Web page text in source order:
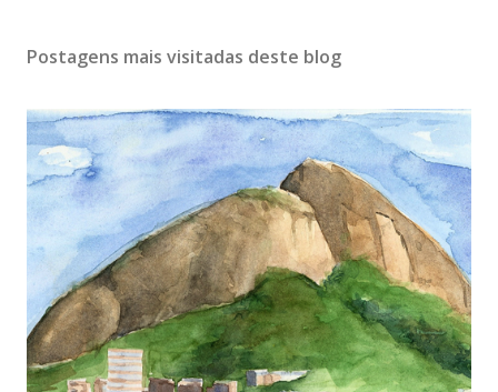
Postagens mais visitadas deste blog